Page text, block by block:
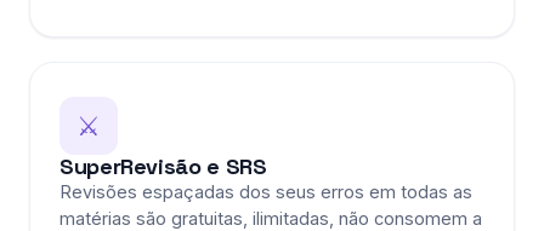
⚔️
SuperRevisão e SRS
Revisões espaçadas dos seus erros em todas as
matérias são gratuitas, ilimitadas, não consomem a